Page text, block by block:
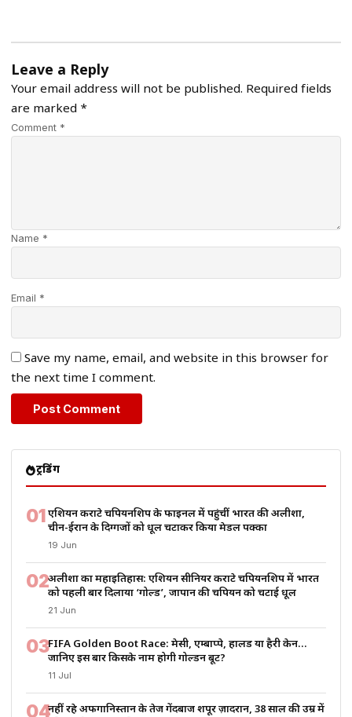
Leave a Reply
Your email address will not be published. Required fields
are marked *
Comment *
Name *
Email *
Save my name, email, and website in this browser for
the next time I comment.
ट्रेंडिंग
01एशियन कराटे चैंपियनशिप के फाइनल में पहुंचीं भारत की अलीशा,
चीन-ईरान के दिग्गजों को धूल चटाकर किया मेडल पक्का
19 Jun
02अलीशा का महाइतिहास: एशियन सीनियर कराटे चैंपियनशिप में भारत
को पहली बार दिलाया ‘गोल्ड’, जापान की चैंपियन को चटाई धूल
21 Jun
03FIFA Golden Boot Race: मेसी, एम्बाप्पे, हालैंड या हैरी केन…
जानिए इस बार किसके नाम होगी गोल्डन बूट?
11 Jul
04नहीं रहे अफगानिस्तान के तेज गेंदबाज शपूर ज़ादरान, 38 साल की उम्र में